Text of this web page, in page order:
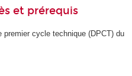
et prérequis
cycle technique (DPCT) du